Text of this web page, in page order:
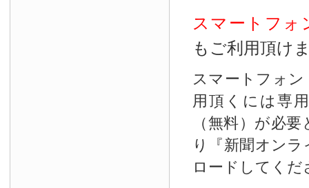
スマートフォ
もご利用頂け
スマートフォ
用頂くには専
（無料）が必
り『新聞オン
ロードしてくだ